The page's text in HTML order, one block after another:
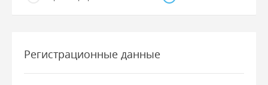
Регистрационные данные